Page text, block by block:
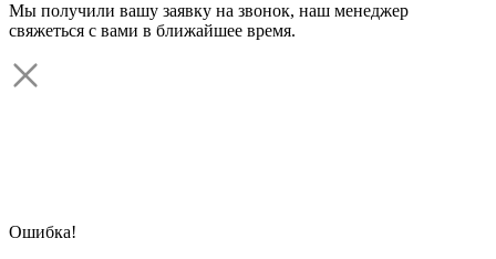
Мы получили вашу заявку на звонок, наш менеджер
свяжеться с вами в ближайшее время.
Ошибка!